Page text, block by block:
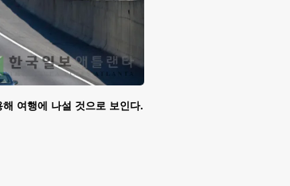
여행에 나설 것으로 보인다.